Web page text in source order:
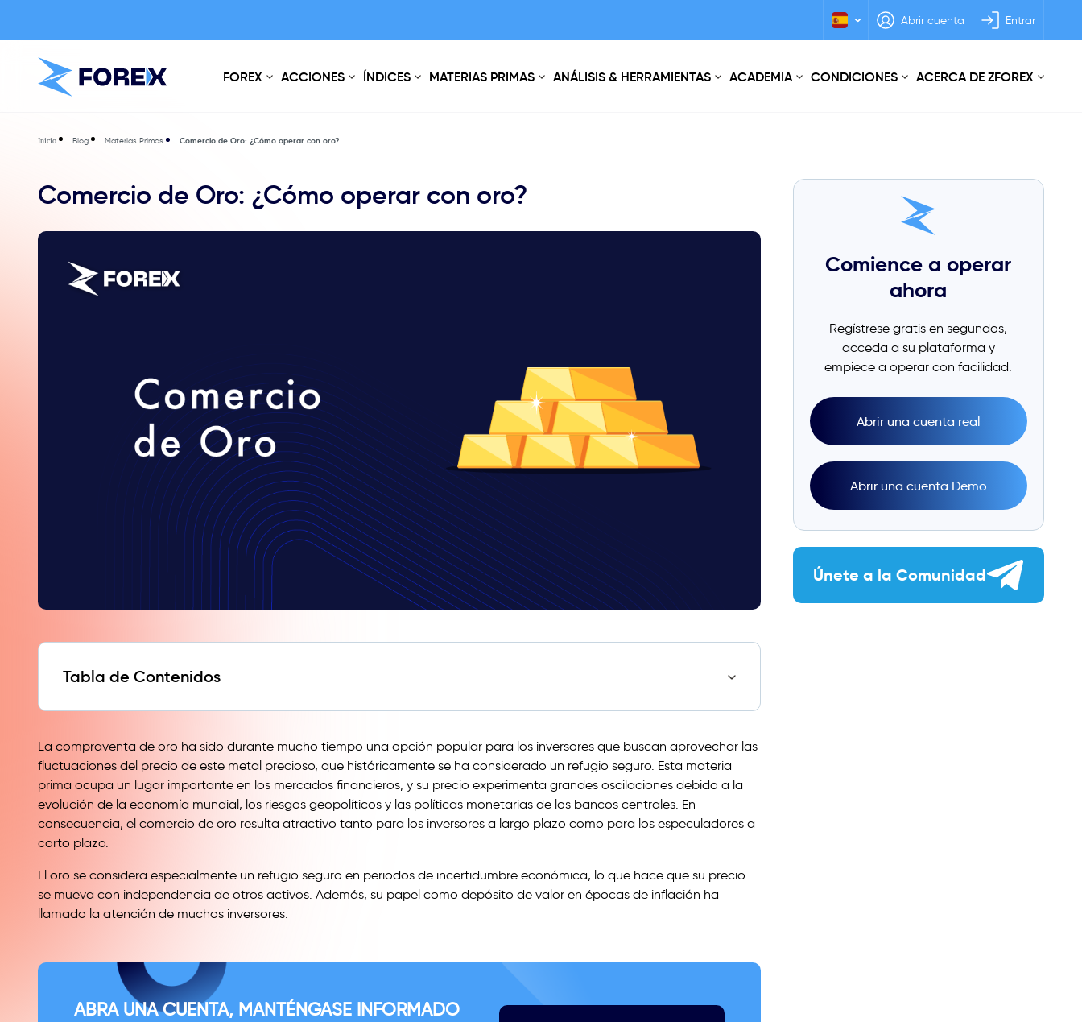
Abrir cuenta Entrar
FOREX ACCIONES ÍNDICES MATERIAS PRIMAS ANÁLISIS & HERRAMIENTAS ACADEMIA CONDICIONES ACERCA DE ZFOREX
Inicio Blog Materias Primas Comercio de Oro: ¿Cómo operar con oro?
Comercio de Oro: ¿Cómo operar con oro?
Tabla de Contenidos
La compraventa de oro ha sido durante mucho tiempo una opción popular para los inversores que buscan aprovechar las
fluctuaciones del precio de este metal precioso, que históricamente se ha considerado un refugio seguro. Esta materia
prima ocupa un lugar importante en los mercados financieros, y su precio experimenta grandes oscilaciones debido a la
evolución de la economía mundial, los riesgos geopolíticos y las políticas monetarias de los bancos centrales. En
consecuencia, el comercio de oro resulta atractivo tanto para los inversores a largo plazo como para los especuladores a
corto plazo.
El oro se considera especialmente un refugio seguro en periodos de incertidumbre económica, lo que hace que su precio
se mueva con independencia de otros activos. Además, su papel como depósito de valor en épocas de inflación ha
llamado la atención de muchos inversores.
ABRA UNA CUENTA, MANTÉNGASE INFORMADO
Comience a operar
ahora
Regístrese gratis en segundos,
acceda a su plataforma y
empiece a operar con facilidad.
Abrir una cuenta real
Abrir una cuenta Demo
Únete a la Comunidad